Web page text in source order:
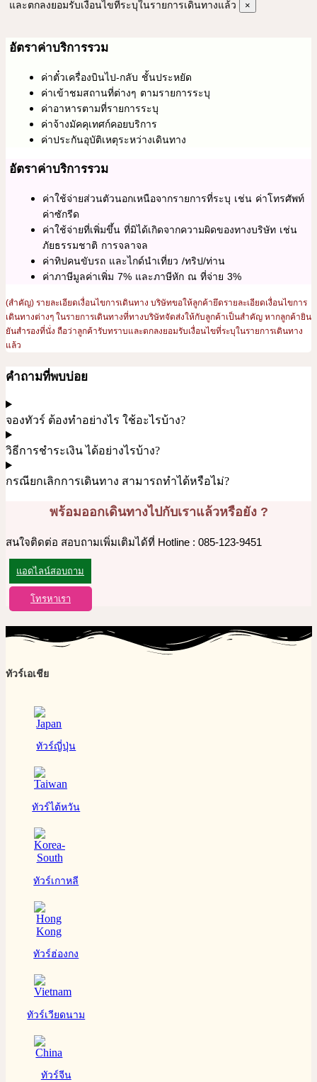
และตกลงยอมรับเงื่อนไขที่ระบุในรายการเดินทางแล้ว ×
อัตราค่าบริการรวม
ค่าตั๋วเครื่องบินไป-กลับ ชั้นประหยัด
ค่าเข้าชมสถานที่ต่างๆ ตามรายการระบุ
ค่าอาหารตามที่รายการระบุ
ค่าจ้างมัคคุเทศก์คอยบริการ
ค่าประกันอุบัติเหตุระหว่างเดินทาง
อัตราค่าบริการรวม
ค่าใช้จ่ายส่วนตัวนอกเหนือจากรายการที่ระบุ เช่น ค่าโทรศัพท์
ค่าซักรีด
ค่าใช้จ่ายที่เพิ่มขึ้น ที่มิได้เกิดจากความผิดของทางบริษัท เช่น
ภัยธรรมชาติ การจลาจล
ค่าทิปคนขับรถ และไกด์นำเที่ยว /ทริป/ท่าน
ค่าภาษีมูลค่าเพิ่ม 7% และภาษีหัก ณ ที่จ่าย 3%
(สำคัญ) รายละเอียดเงื่อนไขการเดินทาง บริษัทขอให้ลูกค้ายึดรายละเอียดเงื่อนไขการ
เดินทางต่างๆ ในรายการเดินทางที่ทางบริษัทจัดส่งให้กับลูกค้าเป็นสำคัญ หากลูกค้ายิน
ยันสำรองที่นั่ง ถือว่าลูกค้ารับทราบและตกลงยอมรับเงื่อนไขที่ระบุในรายการเดินทาง
แล้ว
คำถามที่พบบ่อย
จองทัวร์ ต้องทำอย่างไร ใช้อะไรบ้าง?
วิธีการชำระเงิน ได้อย่างไรบ้าง?
กรณียกเลิกการเดินทาง สามารถทำได้หรือไม่?
พร้อมออกเดินทางไปกับเราแล้วหรือยัง ?
สนใจติดต่อ สอบถามเพิ่มเติมได้ที่ Hotline : 085-123-9451
แอดไลน์สอบถาม
โทรหาเรา
ทัวร์เอเชีย
ทัวร์ญี่ปุ่น
ทัวร์ไต้หวัน
ทัวร์เกาหลี
ทัวร์ฮ่องกง
ทัวร์เวียดนาม
ทัวร์จีน